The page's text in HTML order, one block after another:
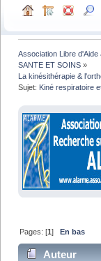
Association Libre
SANTE ET SOINS »
La kinésithérapie &
Sujet: Kiné respiratoire
Pages: [1] En bas
Auteur